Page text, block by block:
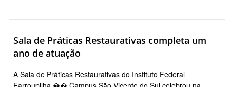
Sala de Práticas Restaurativas completa um
ano de atuação
A Sala de Práticas Restaurativas do Instituto Federal